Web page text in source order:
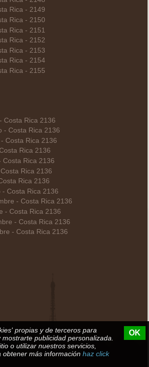
Rica - 2149
Rica - 2150
Rica - 2151
Rica - 2152
Rica - 2153
Rica - 2154
Rica - 2155
Costa Rica 2136
- Costa Rica 2136
Costa Rica 2136
Rica 2136
Costa Rica 2136
Rica 2136
Rica 2136
Costa Rica 2136
- Costa Rica 2136
- Costa Rica 2136
- Costa Rica 2136
- Costa Rica 2136
propias y de terceros para
publicidad personalizada.
o utilizar nuestros servicios,
obtener más información haz click
OK